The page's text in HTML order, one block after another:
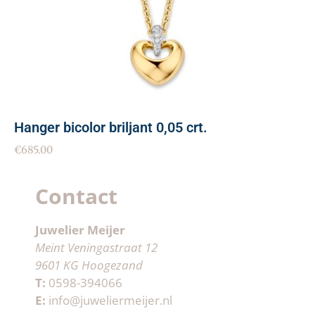
Hanger bicolor briljant 0,05 crt.
€685.00
Contact
Juwelier Meijer
Meint Veningastraat 12
9601 KG Hoogezand
T: 0598-394066
E: info@juweliermeijer.nl